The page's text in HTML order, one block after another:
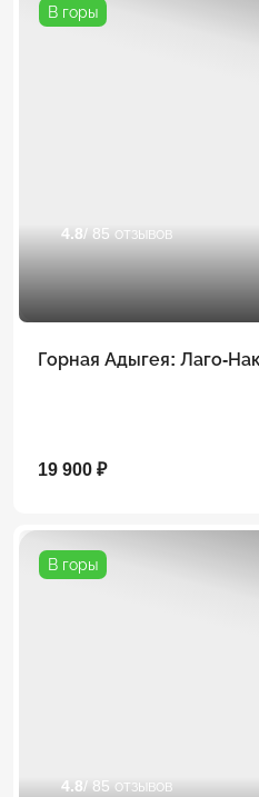
В горы
4.8/ 85 отзывов
Горная Адыгея: Лаго-
19 900 ₽
В горы
4.8/ 85 отзывов